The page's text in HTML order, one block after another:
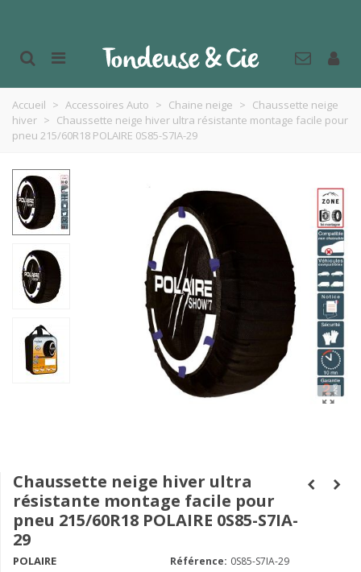
Accueil > Accessoires Auto > Chaine neige > Chaussette neige
hiver > Chaussette neige hiver ultra résistante montage facile pour
pneu 215/60R18 POLAIRE 0S85-S7IA-29
Chaussette neige hiver ultra
résistante montage facile pour
pneu 215/60R18 POLAIRE 0S85-S7IA-
29
POLAIRE Référence: 0S85-S7IA-29